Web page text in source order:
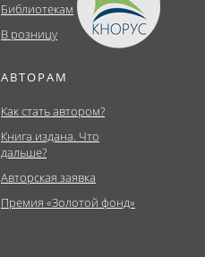
Библиотекам
В розницу
АВТОРАМ
Как стать автором?
Книга издана. Что
дальше?
Авторская заявка
Премия «Золотой фонд»